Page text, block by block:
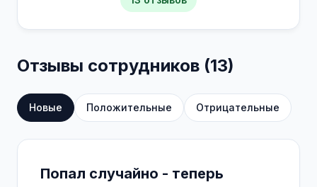
Отзывы сотрудников (13)
Новые Положительные Отрицательные
Попал случайно - теперь